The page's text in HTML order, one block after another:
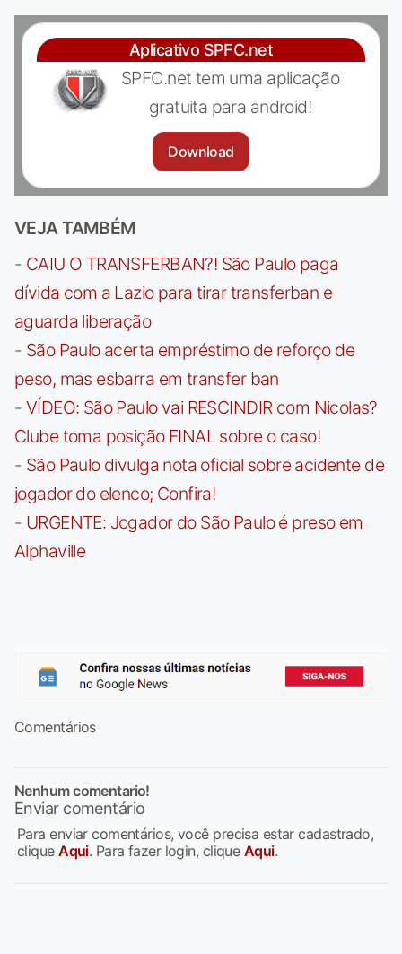
Aplicativo SPFC.net
SPFC.net tem uma aplicação
gratuita para android!
Download
VEJA TAMBÉM
- CAIU O TRANSFERBAN?! São Paulo paga
dívida com a Lazio para tirar transferban e
aguarda liberação
- São Paulo acerta empréstimo de reforço de
peso, mas esbarra em transfer ban
- VÍDEO: São Paulo vai RESCINDIR com Nicolas?
Clube toma posição FINAL sobre o caso!
- São Paulo divulga nota oficial sobre acidente de
jogador do elenco; Confira!
- URGENTE: Jogador do São Paulo é preso em
Alphaville
Comentários
Nenhum comentario!
Enviar comentário
Para enviar comentários, você precisa estar cadastrado,
cliqueAqui. Para fazer login, clique Aqui.